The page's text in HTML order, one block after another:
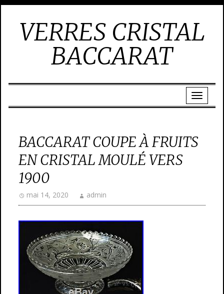
VERRES CRISTAL
BACCARAT
BACCARAT COUPE À FRUITS
EN CRISTAL MOULÉ VERS
1900
mai 14, 2020 admin